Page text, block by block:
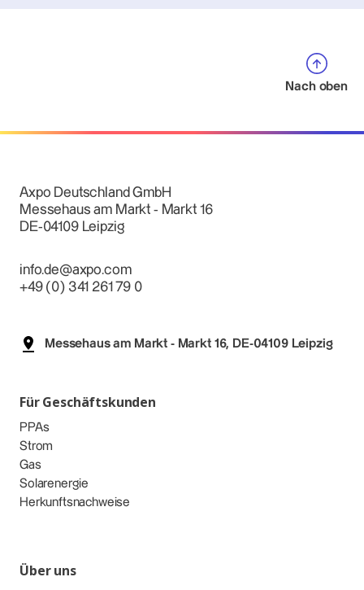
Nach oben
Axpo Deutschland GmbH
Messehaus am Markt - Markt 16
DE-04109 Leipzig
info.de@axpo.com
+49 (0) 341 261 79 0
Messehaus am Markt - Markt 16, DE-04109 Leipzig
Für Geschäftskunden
PPAs
Strom
Gas
Solarenergie
Herkunftsnachweise
Über uns